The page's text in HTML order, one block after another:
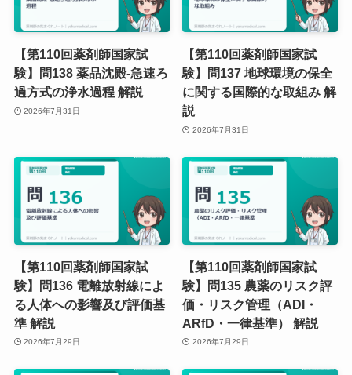
【第110回薬剤師国家試
験】問138 薬品沈殿-急速ろ
過方式の浄水過程 解説
2026年7月31日
【第110回薬剤師国家試
験】問137 地球環境の保全
に関する国際的な取組み 解
説
2026年7月31日
【第110回薬剤師国家試
験】問136 電離放射線によ
る人体への影響及び評価基
準 解説
2026年7月29日
【第110回薬剤師国家試
験】問135 農薬のリスク評
価・リスク管理（ADI・
ARfD・一律基準） 解説
2026年7月29日